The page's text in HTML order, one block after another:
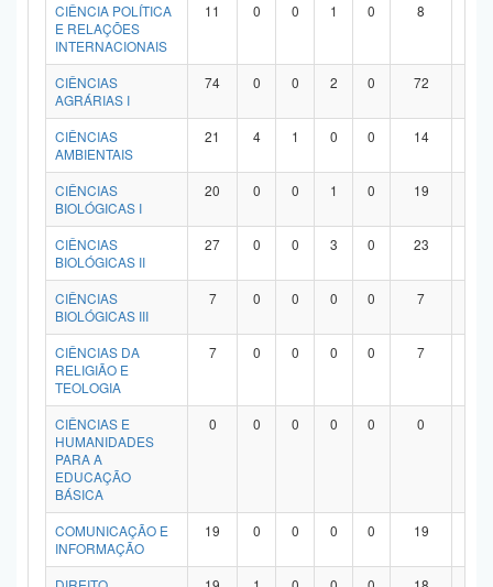
CIÊNCIA POLÍTICA
E RELAÇÕES
INTERNACIONAIS
11 0 0 1 0 8
CIÊNCIAS
AGRÁRIAS I
74 0 0 2 0 72
CIÊNCIAS
AMBIENTAIS
21 4 1 0 0 14
CIÊNCIAS
BIOLÓGICAS I
20 0 0 1 0 19
CIÊNCIAS
BIOLÓGICAS II
27 0 0 3 0 23
CIÊNCIAS
BIOLÓGICAS III
7 0 0 0 0 7
CIÊNCIAS DA
RELIGIÃO E
TEOLOGIA
7 0 0 0 0 7
CIÊNCIAS E
HUMANIDADES
PARA A
EDUCAÇÃO
BÁSICA
0 0 0 0 0 0
COMUNICAÇÃO E
INFORMAÇÃO
19 0 0 0 0 19